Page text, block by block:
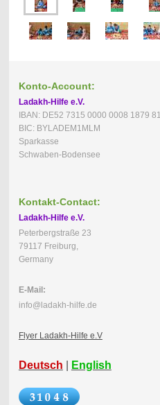
Konto-Account:
Ladakh-Hilfe e.V.
IBAN: DE52 7315 0000 0008 1879 81
BIC: BYLADEM1MLM
Sparkasse
Schwaben-Bodensee
Kontakt-Contact:
Ladakh-Hilfe e.V.
Peterbergstraße 23
79117 Freiburg,
Germany
E-Mail:
info@ladakh-hilfe.de
Flyer Ladakh-Hilfe e.V
Deutsch English